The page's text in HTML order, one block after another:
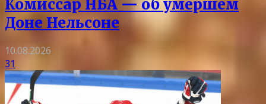
Комиссар НБА — об умершем
Доне Нельсоне
10.08.2026
31